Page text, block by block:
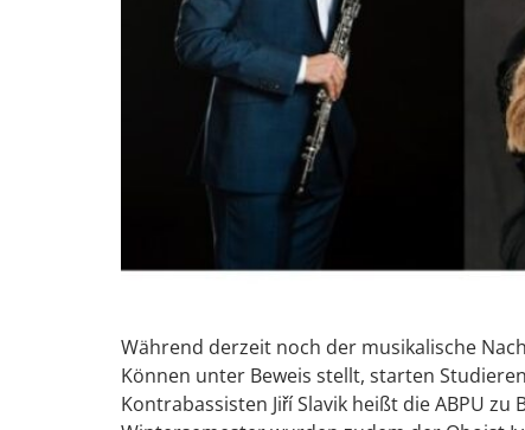
Während derzeit noch der musikalische
Können unter Beweis stellt, starten
Kontrabassisten Jiří Slavik heißt die ABPU